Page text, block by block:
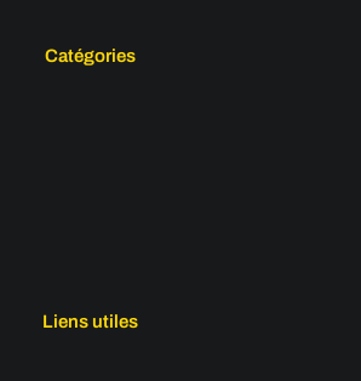
Catégories
Liens utiles